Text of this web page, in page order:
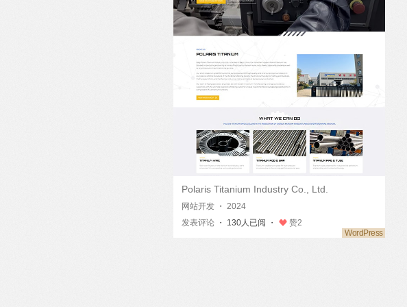
Polaris Titanium Industry Co., Ltd.
网站开发 ・ 2024
发表评论 ・ 130人已阅 ・ 赞2